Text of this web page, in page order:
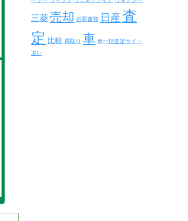
三菱売却 必要書類 日産査
定 比較 買取り 車 車一括査定サイト
違い